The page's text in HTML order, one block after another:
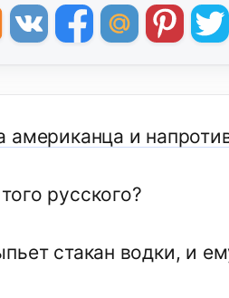
американца и
русского?
стакан водки, и